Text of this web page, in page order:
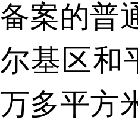
备案的普
尔基区和
万多平方